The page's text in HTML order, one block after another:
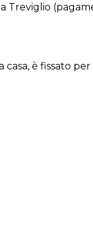
Treviglio
è fissato